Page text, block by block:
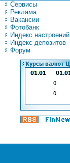
Сервисы
Реклама
Вакансии
Фотобанк
Индекс настроений
Индекс депозитов
Форум